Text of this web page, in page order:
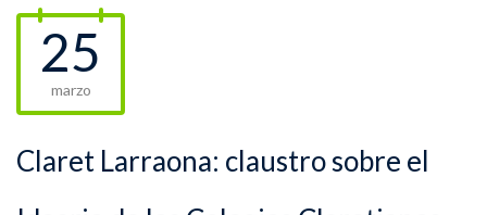
25
marzo
Claret Larraona: claustro sobre el